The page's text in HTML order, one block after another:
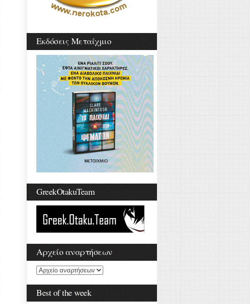
Εκδόσεις Μεταίχμιο
GreekOtakuTeam
Αρχείο αναρτήσεων
Best of the week